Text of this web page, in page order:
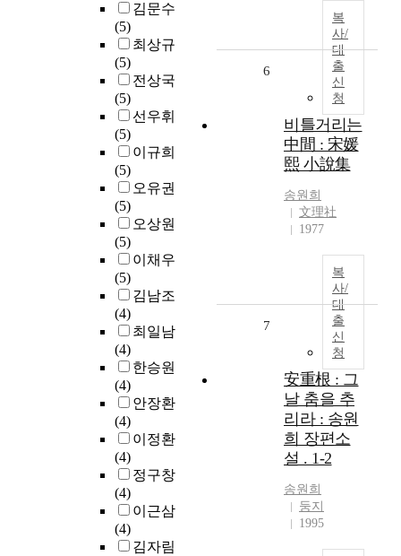
김문수
(5)
최상규
(5)
전상국
(5)
선우휘
(5)
이규희
(5)
오유권
(5)
오상원
(5)
이채우
(5)
김남조
(4)
최일남
(4)
한승원
(4)
안장환
(4)
이정환
(4)
정구창
(4)
이근삼
(4)
김자림
복
사/
대
출
신
청
6
비틀거리는
中間 : 宋媛
熙 小說集
송원희
文理社
1977
복
사/
대
출
신
청
7
安重根 : 그
날 춤을 추
리라 : 송원
희 장편소
설 . 1-2
송원희
둥지
1995